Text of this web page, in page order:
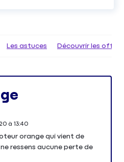
Les astuces Découvrir les
à 13:40
orange qui vient de
ressens aucune perte de